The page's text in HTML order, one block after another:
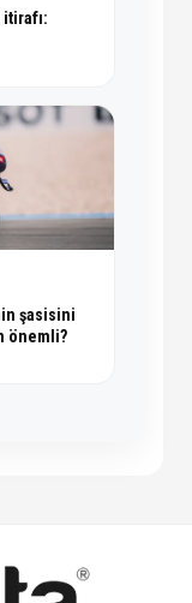
itirafı:
şasisini
önemli?